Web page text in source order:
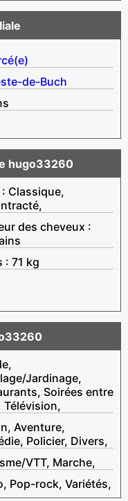
de-Buch
hugo33260
: Classique,
des cheveux :
: 71 kg
Jardinage,
Soirées entre
Télévision,
Aventure,
Policier, Divers,
VTT, Marche,
Pop-rock, Variétés,